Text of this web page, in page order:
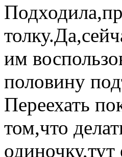
им
половину
Переехать
том,что